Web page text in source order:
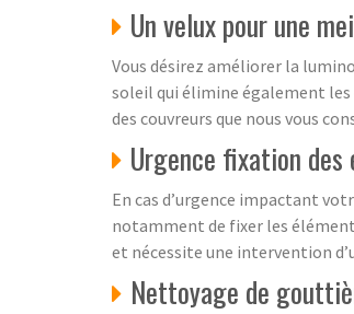
Un velux pour une
Vous désirez améliorer la
soleil qui élimine également les
des couvreurs que nous vous
Urgence fixation
En cas d’urgence impactant
notamment de fixer les
et nécessite une intervention
Nettoyage de